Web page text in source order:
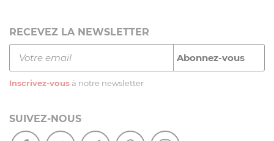
RECEVEZ LA NEWSLETTER
Inscrivez-vous à notre newsletter
SUIVEZ-NOUS